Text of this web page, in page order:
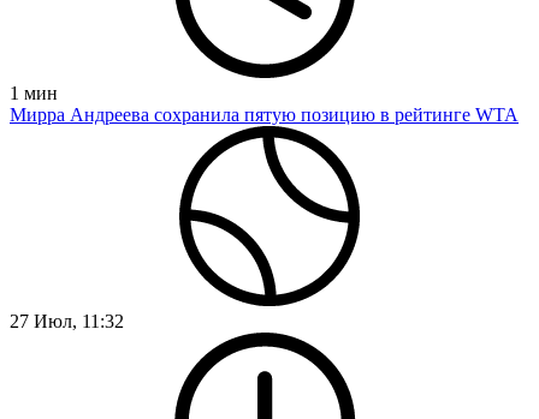
1 мин
Мирра Андреева сохранила пятую позицию в рейтинге WTA
27 Июл, 11:32